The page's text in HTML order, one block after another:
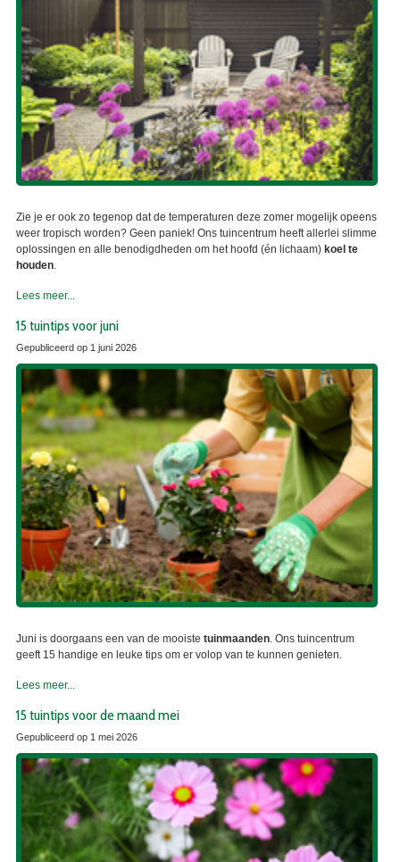
Zie je er ook zo tegenop dat de temperaturen deze zomer mogelijk opeens
weer tropisch worden? Geen paniek! Ons tuincentrum heeft allerlei slimme
oplossingen en alle benodigdheden om het hoofd (én lichaam) koel te
houden.
Lees meer...
15 tuintips voor juni
Gepubliceerd op 1 juni 2026
Juni is doorgaans een van de mooiste tuinmaanden. Ons tuincentrum
geeft 15 handige en leuke tips om er volop van te kunnen genieten.
Lees meer...
15 tuintips voor de maand mei
Gepubliceerd op 1 mei 2026